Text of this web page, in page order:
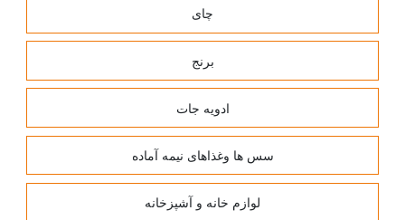
چای
برنج
ادویه جات
سس ها وغذاهای نیمه آماده
لوازم خانه و آشپزخانه